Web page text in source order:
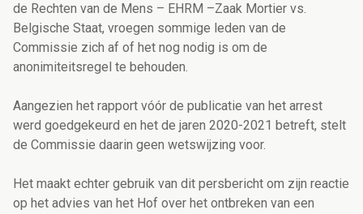
de Rechten van de Mens – EHRM –Zaak Mortier vs.
Belgische Staat, vroegen sommige leden van de
Commissie zich af of het nog nodig is om de
anonimiteitsregel te behouden.
Aangezien het rapport vóór de publicatie van het arrest
werd goedgekeurd en het de jaren 2020-2021 betreft, stelt
de Commissie daarin geen wetswijzing voor.
Het maakt echter gebruik van dit persbericht om zijn reactie
op het advies van het Hof over het ontbreken van een